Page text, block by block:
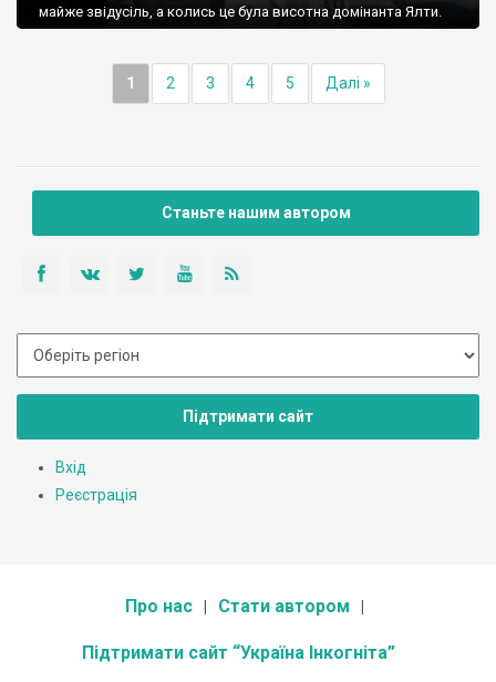
майже звідусіль, а колись це була висотна домінанта Ялти.
1 2 3 4 5 Далі »
Станьте нашим автором
Підтримати сайт
Вхід
Реєстрація
Про нас Стати автором
Підтримати сайт “Україна Інкогніта”